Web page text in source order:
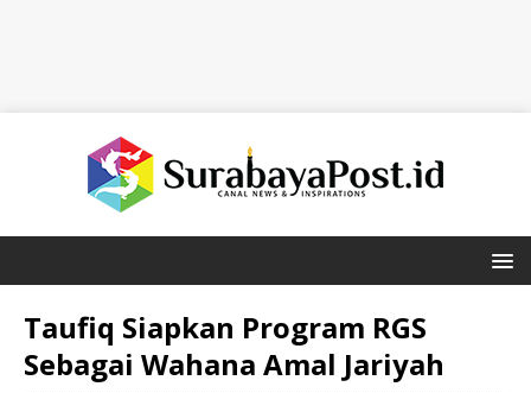
Taufiq Siapkan Program RGS
Sebagai Wahana Amal Jariyah